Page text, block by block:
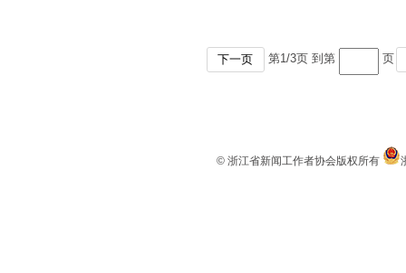
下一页 第1/3页 到第 页
© 浙江省新闻工作者协会版权所有